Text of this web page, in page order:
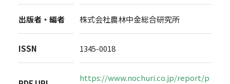
出版者・編者 株式会社農林中金総合研究所
ISSN 1345-0018
https://www.nochuri.co.jp/report/p